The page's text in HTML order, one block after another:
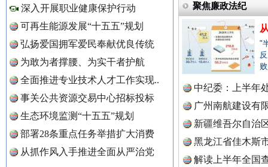
深入开展职业健康保护行动
可再生能源发展“十五五”规划
弘扬爱国拥军爱民奉献优良传统
为敢为者撑腰、为实干者护航
全面推进专业技术人才工作实现..
事关公共资源交易中心招标投标
生态环境监测“十五五”规划
部署28条重点任务举措扩大消费
从抓作风入手推进全面从严治党
聚焦廉政法纪
"
中纪委：上半年
广州南航建设有
新疆维吾尔自治
黑龙江省佳木斯
解读上半年全国
中国公众新闻网.
中国公民新闻网.
中国公共新闻网.
红船起航处 潮起向未来 广州首